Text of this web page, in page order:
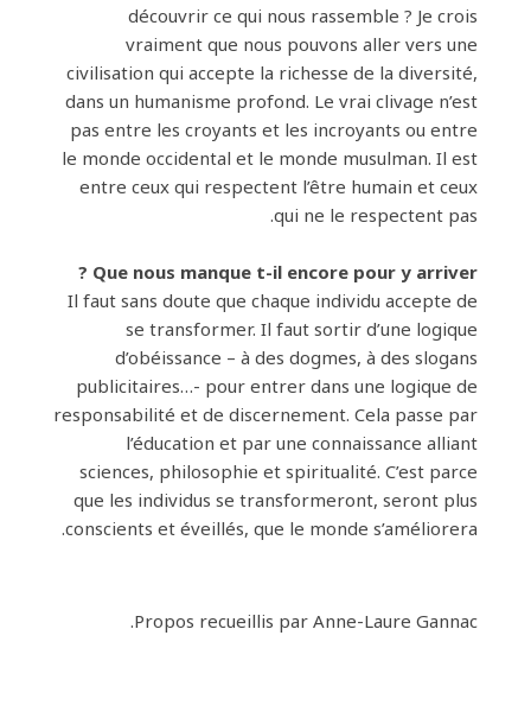
découvrir ce qui nous rassemble ? Je crois
vraiment que nous pouvons aller vers une
civilisation qui accepte la richesse de la diversité,
dans un humanisme profond. Le vrai clivage n’est
pas entre les croyants et les incroyants ou entre
le monde occidental et le monde musulman. Il est
entre ceux qui respectent l’être humain et ceux
qui ne le respectent pas.
Que nous manque t-il encore pour y arriver ?
Il faut sans doute que chaque individu accepte de
se transformer. Il faut sortir d’une logique
d’obéissance – à des dogmes, à des slogans
publicitaires…- pour entrer dans une logique de
responsabilité et de discernement. Cela passe par
l’éducation et par une connaissance alliant
sciences, philosophie et spiritualité. C’est parce
que les individus se transformeront, seront plus
conscients et éveillés, que le monde s’améliorera.
Propos recueillis par Anne-Laure Gannac.